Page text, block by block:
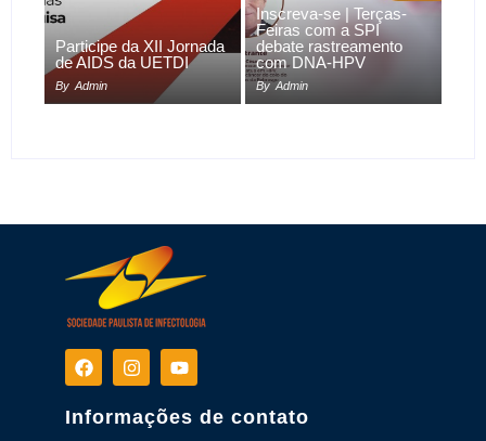
Participe da XII Jornada
de AIDS da UETDI
By Admin
Inscreva-se | Terças-
Feiras com a SPI
debate rastreamento
com DNA-HPV
By Admin
Informações de contato